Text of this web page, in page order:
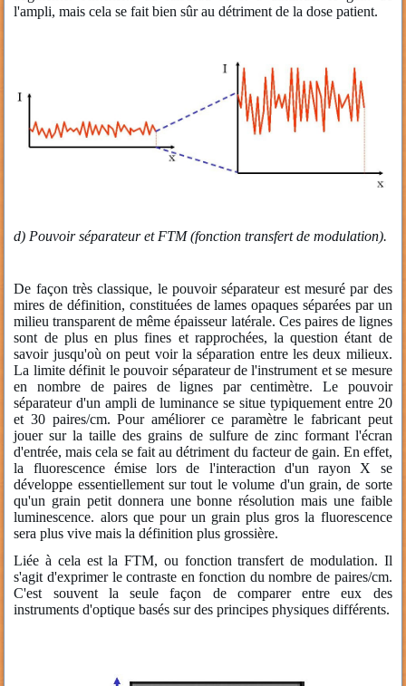
l'ampli, mais cela se fait bien sûr au détriment de la dose patient.
d) Pouvoir séparateur et FTM (fonction transfert de modulation).
De façon très classique, le pouvoir séparateur est mesuré par des
mires de définition, constituées de lames opaques séparées par un
milieu transparent de même épaisseur latérale. Ces paires de lignes
sont de plus en plus fines et rapprochées, la question étant de
savoir jusqu'où on peut voir la séparation entre les deux milieux.
La limite définit le pouvoir séparateur de l'instrument et se mesure
en nombre de paires de lignes par centimètre. Le pouvoir
séparateur d'un ampli de luminance se situe typiquement entre 20
et 30 paires/cm. Pour améliorer ce paramètre le fabricant peut
jouer sur la taille des grains de sulfure de zinc formant l'écran
d'entrée, mais cela se fait au détriment du facteur de gain. En effet,
la fluorescence émise lors de l'interaction d'un rayon X se
développe essentiellement sur tout le volume d'un grain, de sorte
qu'un grain petit donnera une bonne résolution mais une faible
luminescence. alors que pour un grain plus gros la fluorescence
sera plus vive mais la définition plus grossière.
Liée à cela est la FTM, ou fonction transfert de modulation. Il
s'agit d'exprimer le contraste en fonction du nombre de paires/cm.
C'est souvent la seule façon de comparer entre eux des
instruments d'optique basés sur des principes physiques différents.